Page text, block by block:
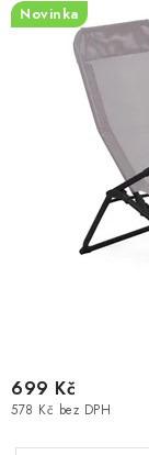
Novinka
578 Kč bez DPH
699 Kč